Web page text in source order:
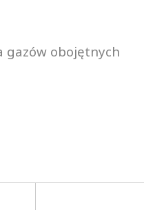
gazów obojętnych